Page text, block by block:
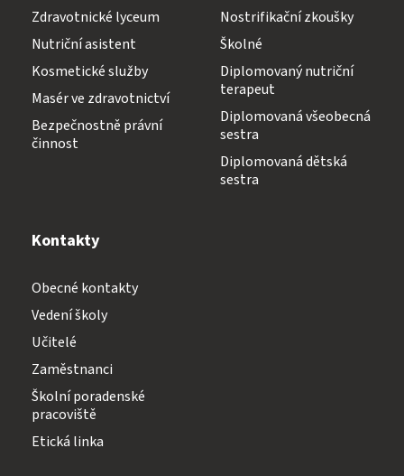
Zdravotnické lyceum
Nutriční asistent
Kosmetické služby
Masér ve zdravotnictví
Bezpečnostně právní
činnost
Nostrifikační zkoušky
Školné
Diplomovaný nutriční
terapeut
Diplomovaná všeobecná
sestra
Diplomovaná dětská
sestra
Kontakty
Obecné kontakty
Vedení školy
Učitelé
Zaměstnanci
Školní poradenské
pracoviště
Etická linka